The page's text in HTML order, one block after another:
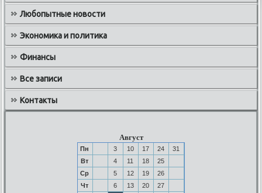
Любопытные новости
Экономика и политика
Финансы
Все записи
Контакты
Август
Пн 3 10 17 24
31
Вт
4 11 18
25
Ср
5 12 19
26
Чт
6 13 20
27